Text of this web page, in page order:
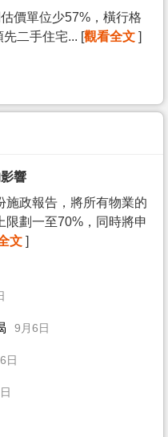
價單位少57%，橫行格
二手住宅... [觀看全文 ]
響
施政報告，將所有物業的
限劃一至70%，同時將申
文 ]
9月6日
日